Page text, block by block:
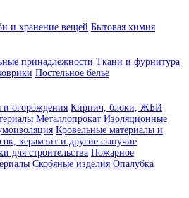
и хранение вещей Бытовая химия
принадлежности Ткани и фурнитура
Постельное белье
и огорождения Кирпич, блоки, ЖБИ
Металлопрокат Изоляционные
Кровельные материалы и
керамзит и другие сыпучие
для строительства Пожарное
Скобяные изделия Опалубка